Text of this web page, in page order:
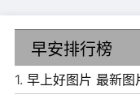
完成任务。
早安排行榜
1. 早上好图片 最新图